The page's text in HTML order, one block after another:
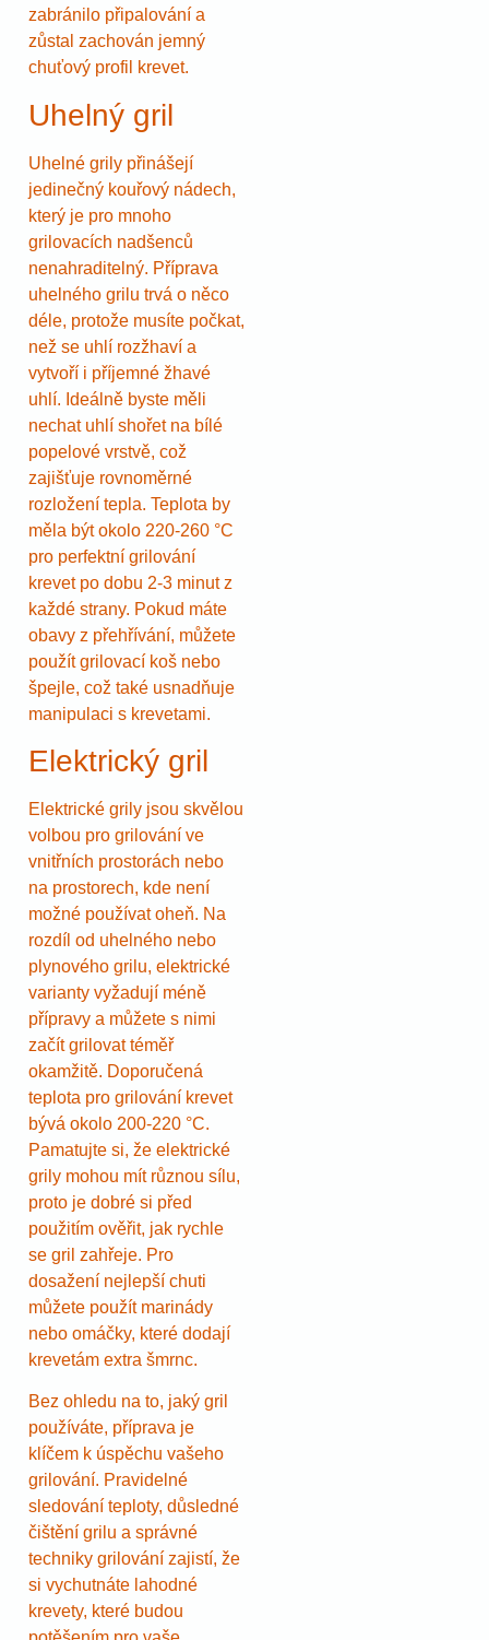
zabránilo připalování a
zůstal zachován jemný
chuťový profil krevet.
Uhelný gril
Uhelné grily přinášejí
jedinečný kouřový nádech,
který je pro mnoho
grilovacích nadšenců
nenahraditelný. Příprava
uhelného grilu trvá o něco
déle, protože musíte počkat,
než se uhlí rozžhaví a
vytvoří i příjemné žhavé
uhlí. Ideálně byste měli
nechat uhlí shořet na bílé
popelové vrstvě, což
zajišťuje rovnoměrné
rozložení tepla. Teplota by
měla být okolo 220-260 °C
pro perfektní grilování
krevet po dobu 2-3 minut z
každé strany. Pokud máte
obavy z přehřívání, můžete
použít grilovací koš nebo
špejle, což také usnadňuje
manipulaci s krevetami.
Elektrický gril
Elektrické grily jsou skvělou
volbou pro grilování ve
vnitřních prostorách nebo
na prostorech, kde není
možné používat oheň. Na
rozdíl od uhelného nebo
plynového grilu, elektrické
varianty vyžadují méně
přípravy a můžete s nimi
začít grilovat téměř
okamžitě. Doporučená
teplota pro grilování krevet
bývá okolo 200-220 °C.
Pamatujte si, že elektrické
grily mohou mít různou sílu,
proto je dobré si před
použitím ověřit, jak rychle
se gril zahřeje. Pro
dosažení nejlepší chuti
můžete použít marinády
nebo omáčky, které dodají
krevetám extra šmrnc.
Bez ohledu na to, jaký gril
používáte, příprava je
klíčem k úspěchu vašeho
grilování. Pravidelné
sledování teploty, důsledné
čištění grilu a správné
techniky grilování zajistí, že
si vychutnáte lahodné
krevety, které budou